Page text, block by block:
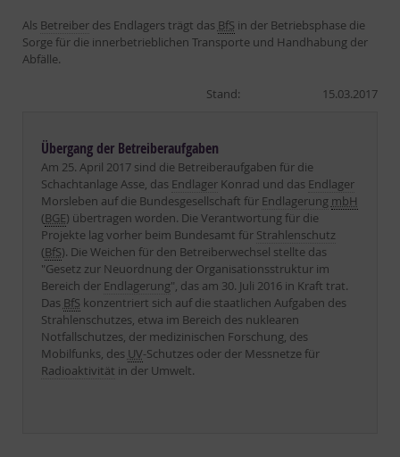
Als Betreiberdes Endlagers trägt das BfS in der Betriebsphase die
Sorge für die innerbetrieblichen Transporte und Handhabung der
Abfälle.
Stand: 15.03.2017
Übergang der Betreiberaufgaben
Am 25. April 2017 sind die Betreiberaufgaben für die
Schachtanlage Asse, das EndlagerKonrad und das Endlager
Morsleben auf die Bundesgesellschaft für Endlagerung mbH
(BGE) übertragen worden. Die Verantwortung für die
Projekte lag vorher beim Bundesamt für Strahlenschutz
(BfS). Die Weichen für den Betreiberwechsel stellte das
"Gesetz zur Neuordnung der Organisationsstruktur im
Bereich der Endlagerung", das am 30. Juli 2016 in Kraft trat.
Das BfS konzentriert sich auf die staatlichen Aufgaben des
Strahlenschutzes, etwa im Bereich des nuklearen
Notfallschutzes, der medizinischen Forschung, des
Mobilfunks, des UV-Schutzes oder der Messnetze für
Radioaktivität in der Umwelt.